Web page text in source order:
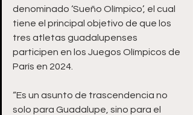
denominado ‘Sueño Olímpico’, el cual
tiene el principal objetivo de que los
tres atletas guadalupenses
participen en los Juegos Olímpicos de
París en 2024.
“Es un asunto de trascendencia no
solo para Guadalupe, sino para el